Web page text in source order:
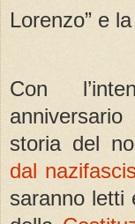
Lorenzo” e la
Con
storia del
dal
saranno letti